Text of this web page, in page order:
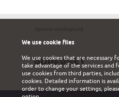
We use cookie files
We use cookies that are necessary
take advantage of the services and
use cookies from third parties,
cookies. Detailed information is
order to change your settings,